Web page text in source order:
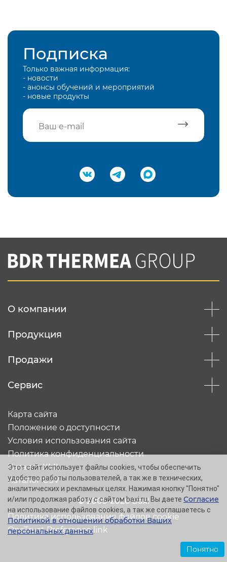
Подписка
Только важная информация:
- новости
- анонсы обучений и мероприятий
- новые продукты
Подтвердить e-mail
Вы соглашаетесь с нашей политикой
конфеденциальности
О компании
Продукция
Продажи
Сервис
© 2005-2026 Baxi
Карта сайта
Положение о доступности
Условия использования сайта
Политика конфиденциальности
Каталог XML
Каталог CSV
Политика использования файлов cookie
OneTrust Preference link
Этот сайт использует файлы cookies, чтобы обеспечить
удобство работы пользователей, а так же в технических,
аналитических и рекламных целях. Нажимая кнопку "Понятно"
и/или продолжая работу с сайтом baxi.ru, Вы даете Согласие
на использование файлов cookies, а так же соглашаетесь с
Политикой в отношении обработки Ваших
персональных данных.
Понятно